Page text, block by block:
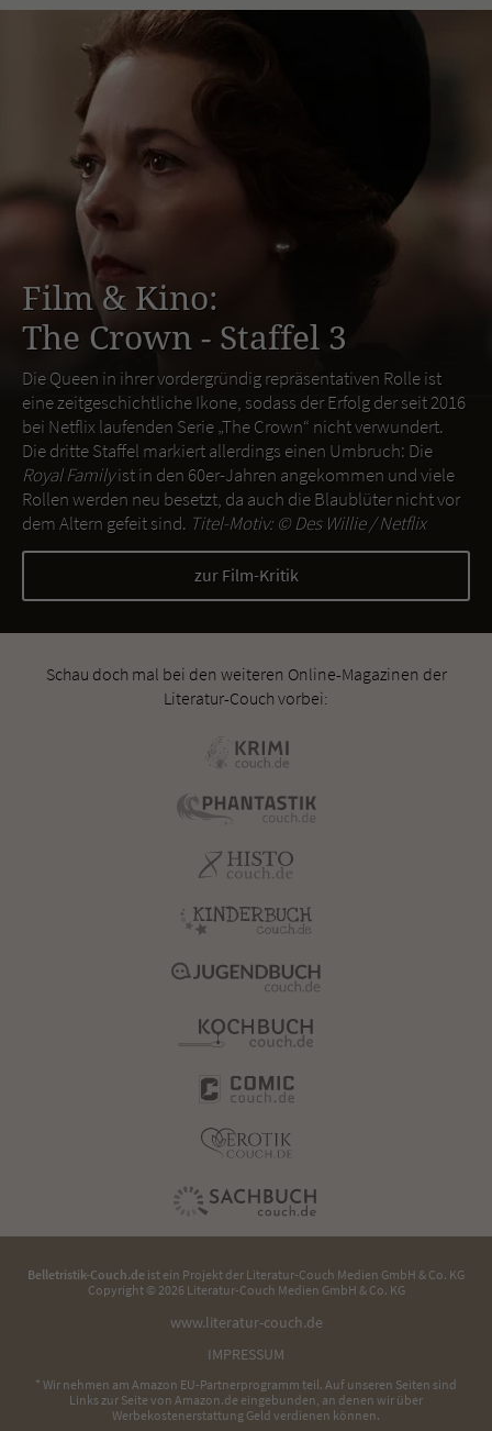
Film & Kino:
The Crown - Staffel 3
Die Queen in ihrer vordergründig repräsentativen Rolle ist
eine zeitgeschichtliche Ikone, sodass der Erfolg der seit 2016
bei Netflix laufenden Serie „The Crown“ nicht verwundert.
Die dritte Staffel markiert allerdings einen Umbruch: Die
Royal Familyist in den 60er-Jahren angekommen und viele
Rollen werden neu besetzt, da auch die Blaublüter nicht vor
dem Altern gefeit sind. Titel-Motiv: ©Des Willie / Netflix
zur Film-Kritik
Schau doch mal bei den weiteren Online-Magazinen der
Literatur-Couch vorbei:
Belletristik-Couch.de ist ein Projekt der Literatur-Couch Medien GmbH & Co. KG
Copyright © 2026 Literatur-Couch Medien GmbH & Co. KG
www.literatur-couch.de
IMPRESSUM
* Wir nehmen am Amazon EU-Partnerprogramm teil. Auf unseren Seiten sind
Links zur Seite von Amazon.de eingebunden, an denen wir über
Werbekostenerstattung Geld verdienen können.